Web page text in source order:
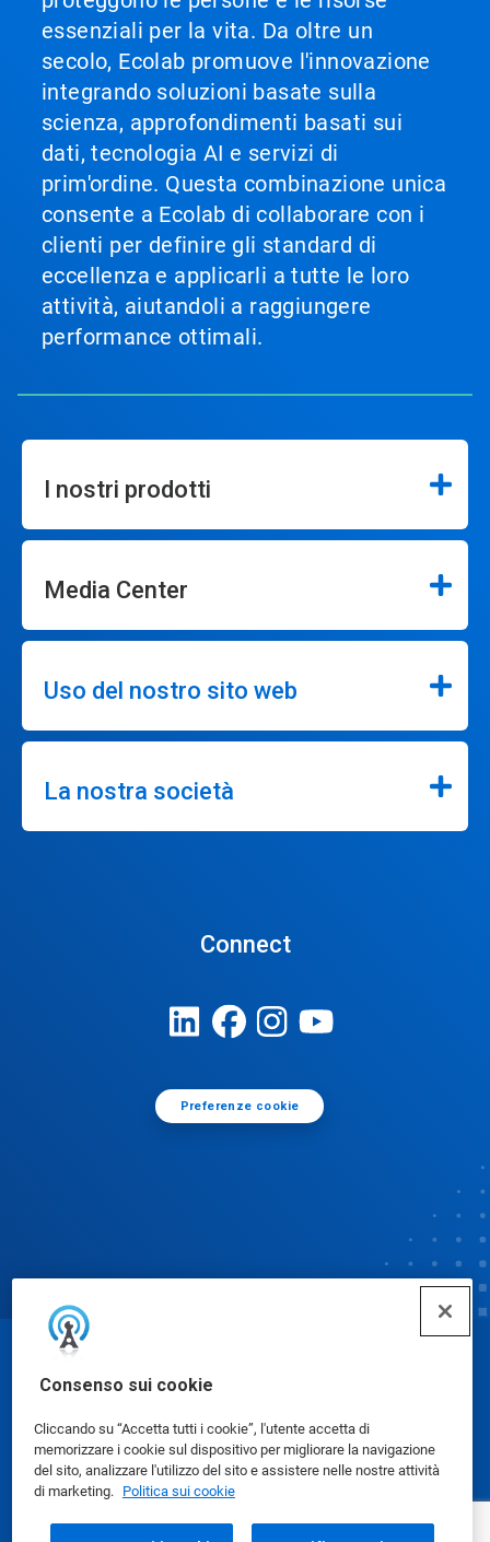
Consenso sui cookie
Cliccando su “Accetta tutti i cookie”, l'utente accetta di
memorizzare i cookie sul dispositivo per migliorare la navigazione
del sito, analizzare l'utilizzo del sito e assistere nelle nostre attività
di marketing. Politica sui cookie
essenziali per la vita. Da oltre un
secolo, Ecolab promuove l'innovazione
integrando soluzioni basate sulla
scienza, approfondimenti basati sui
dati, tecnologia AI e servizi di
prim'ordine. Questa combinazione unica
consente a Ecolab di collaborare con i
clienti per definire gli standard di
eccellenza e applicarli a tutte le loro
attività, aiutandoli a raggiungere
performance ottimali.
I nostri prodotti
Media Center
Uso del nostro sito web
La nostra società
Connect
Preferenze cookie
Schede dati di sicurezza|Informativa sulla privacy
Condizioni d'uso